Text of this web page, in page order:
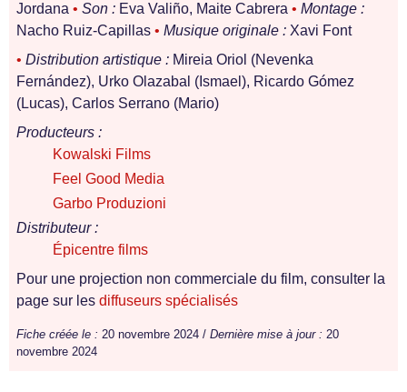
Jordana • Son : Eva Valiño, Maite Cabrera • Montage :
Nacho Ruiz-Capillas • Musique originale : Xavi Font
• Distribution artistique : Mireia Oriol (Nevenka
Fernández), Urko Olazabal (Ismael), Ricardo Gómez
(Lucas), Carlos Serrano (Mario)
Producteurs :
Kowalski Films
Feel Good Media
Garbo Produzioni
Distributeur :
Épicentre films
Pour une projection non commerciale du film, consulter la
page sur les diffuseurs spécialisés
Fiche créée le : 20 novembre 2024 / Dernière mise à jour : 20
novembre 2024